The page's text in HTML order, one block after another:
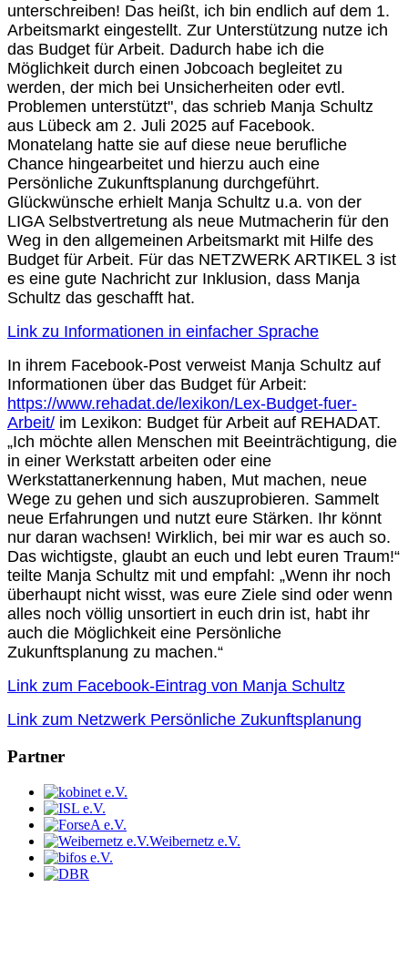
unterschreiben! Das heißt, ich bin endlich auf dem 1.
Arbeitsmarkt eingestellt. Zur Unterstützung nutze ich
das Budget für Arbeit. Dadurch habe ich die
Möglichkeit durch einen Jobcoach begleitet zu
werden, der mich bei Unsicherheiten oder evtl.
Problemen unterstützt", das schrieb Manja Schultz
aus Lübeck am 2. Juli 2025 auf Facebook.
Monatelang hatte sie auf diese neue berufliche
Chance hingearbeitet und hierzu auch eine
Persönliche Zukunftsplanung durchgeführt.
Glückwünsche erhielt Manja Schultz u.a. von der
LIGA Selbstvertretung als neue Mutmacherin für den
Weg in den allgemeinen Arbeitsmarkt mit Hilfe des
Budget für Arbeit. Für das NETZWERK ARTIKEL 3 ist
es eine gute Nachricht zur Inklusion, dass Manja
Schultz das geschafft hat.
Link zu Informationen in einfacher Sprache
In ihrem Facebook-Post verweist Manja Schultz auf
Informationen über das Budget für Arbeit:
https://www.rehadat.de/lexikon/Lex-Budget-fuer-
Arbeit/ im Lexikon: Budget für Arbeit auf REHADAT.
„Ich möchte allen Menschen mit Beeinträchtigung, die
in einer Werkstatt arbeiten oder eine
Werkstattanerkennung haben, Mut machen, neue
Wege zu gehen und sich auszuprobieren. Sammelt
neue Erfahrungen und nutzt eure Stärken. Ihr könnt
nur daran wachsen! Wirklich, bei mir war es auch so.
Das wichtigste, glaubt an euch und lebt euren Traum!“
teilte Manja Schultz mit und empfahl: „Wenn ihr noch
überhaupt nicht wisst, was eure Ziele sind oder wenn
alles noch völlig unsortiert in euch drin ist, habt ihr
auch die Möglichkeit eine Persönliche
Zukunftsplanung zu machen.“
Link zum Facebook-Eintrag von Manja Schultz
Link zum Netzwerk Persönliche Zukunftsplanung
Partner
Weibernetz e.V.